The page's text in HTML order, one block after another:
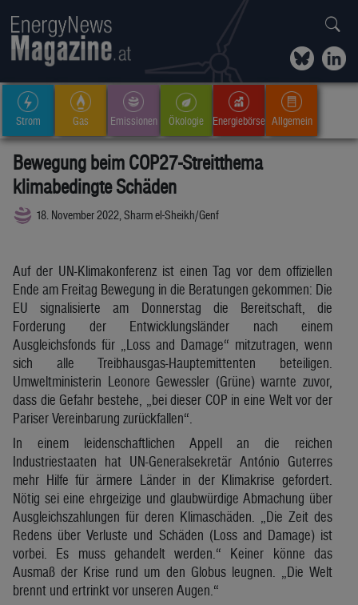
Strom Gas Emissionen Ökologie Energiebörse Allgemein
Bewegung beim COP27-Streitthema
klimabedingte Schäden
18. November 2022, Sharm el-Sheikh/Genf
Auf der UN-Klimakonferenz ist einen Tag vor dem offiziellen
Ende am Freitag Bewegung in die Beratungen gekommen: Die
EU signalisierte am Donnerstag die Bereitschaft, die
Forderung der Entwicklungsländer nach einem
Ausgleichsfonds für „Loss and Damage“ mitzutragen, wenn
sich alle Treibhausgas-Hauptemittenten beteiligen.
Umweltministerin Leonore Gewessler (Grüne) warnte zuvor,
dass die Gefahr bestehe, „bei dieser COP in eine Welt vor der
Pariser Vereinbarung zurückfallen“.
In einem leidenschaftlichen Appell an die reichen
Industriestaaten hat UN-Generalsekretär António Guterres
mehr Hilfe für ärmere Länder in der Klimakrise gefordert.
Nötig sei eine ehrgeizige und glaubwürdige Abmachung über
Ausgleichszahlungen für deren Klimaschäden. „Die Zeit des
Redens über Verluste und Schäden (Loss and Damage) ist
vorbei. Es muss gehandelt werden.“ Keiner könne das
Ausmaß der Krise rund um den Globus leugnen. „Die Welt
brennt und ertrinkt vor unseren Augen.“